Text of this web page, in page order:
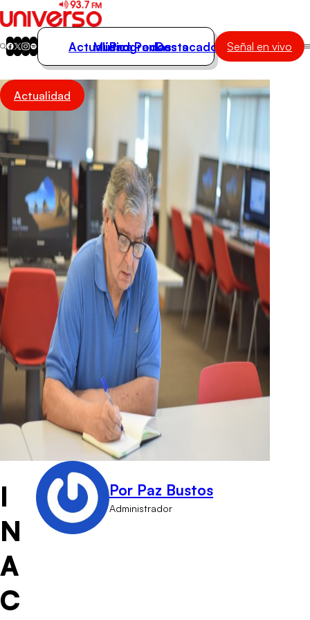
Actualidad
Música
Podcasts
Destacados
Actualidad
Música
Programas
Podcasts
Destacados Señal en vivo
Actualidad
I
N
A
C
Por Paz Bustos
Administrador